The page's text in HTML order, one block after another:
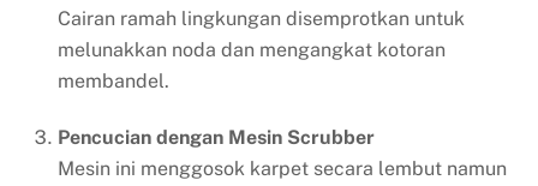
Cairan ramah lingkungan disemprotkan untuk
melunakkan noda dan mengangkat kotoran
membandel.
Pencucian dengan Mesin Scrubber
Mesin ini menggosok karpet secara lembut namun